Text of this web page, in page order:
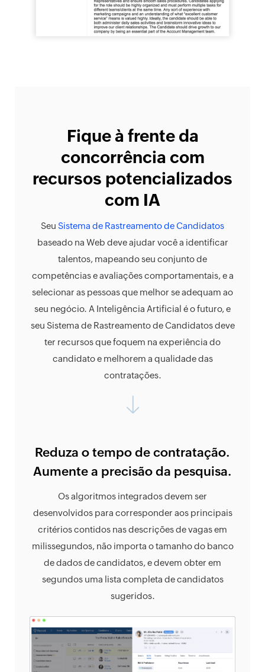
Fique à frente da
concorrência com
recursos potencializados
com IA
Seu Sistema de Rastreamento de Candidatos
baseado na Web deve ajudar você a identificar
talentos, mapeando seu conjunto de
competências e avaliações comportamentais, e a
selecionar as pessoas que melhor se adequam ao
seu negócio. A Inteligência Artificial é o futuro, e
seu Sistema de Rastreamento de Candidatos deve
ter recursos que foquem na experiência do
candidato e melhorem a qualidade das
contratações.
Reduza o tempo de contratação.
Aumente a precisão da pesquisa.
Os algoritmos integrados devem ser
desenvolvidos para corresponder aos principais
critérios contidos nas descrições de vagas em
milissegundos, não importa o tamanho do banco
de dados de candidatos, e devem obter em
segundos uma lista completa de candidatos
sugeridos.